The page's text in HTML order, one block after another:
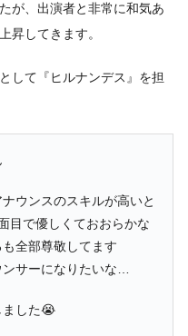
が、出演者と非常に和気あ
昇してきます。
して『ヒルナンデス』を担
ウンスのスキルが高いと
目で優しくておおらかな
全部尊敬してます
サーになりたいな…
ました😭